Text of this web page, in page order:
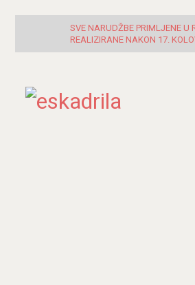
SVE NARUDŽBE PRIMLJENE
REALIZIRANE NAKON 17.